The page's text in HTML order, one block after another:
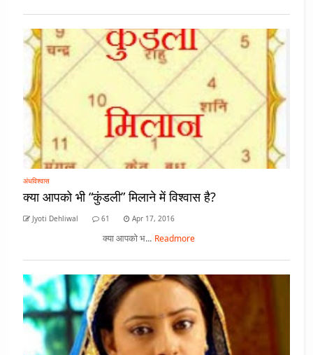
अंधविश्वास
क्या आपको भी “कुंडली” मिलाने में विश्वास है?
Jyoti Dehliwal 61 Apr 17, 2016
क्या आपको भ... Readmore